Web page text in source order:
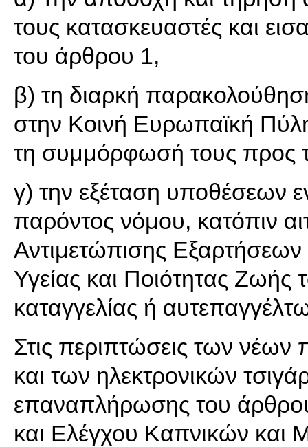
τους κατασκευαστές και
του άρθρου 1,
β) τη διαρκή
στην Κοινή Ευρωπαϊκή
τη συμμόρφωσή τους προς
γ) την εξέταση υποθέσεων
παρόντος νόμου, κατόπιν
Αντιμετώπισης Εξαρτήσεων
Υγείας και Ποιότητας Ζωής
καταγγελίας ή
Στις περιπτώσεις των
και των ηλεκτρονικών
επαναπλήρωσης του
και Ελέγχου Καπνικών και